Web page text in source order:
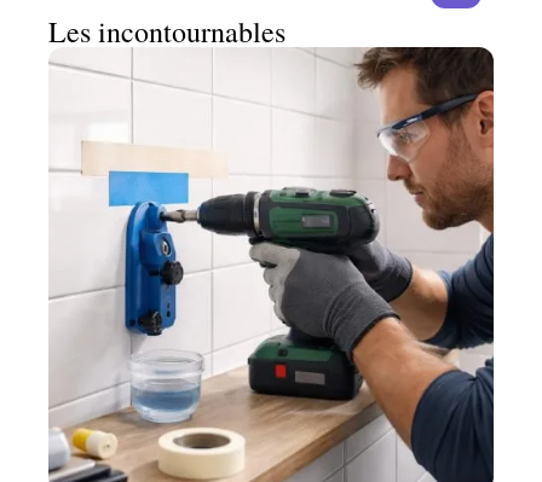
Les incontournables